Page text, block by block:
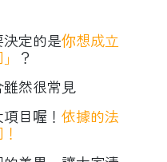
定的是你想成立
？
然很常見
目喔！依據的法